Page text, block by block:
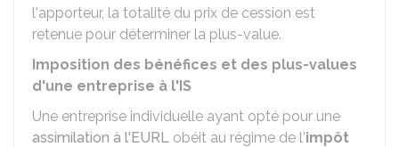
l'apporteur, la totalité du prix de cession est
retenue pour déterminer la plus-value.
Imposition des bénéfices et des plus-values
d'une entreprise à l'IS
Une entreprise individuelle ayant opté pour une
assimilation à l'EURL obéit au régime de l'impôt